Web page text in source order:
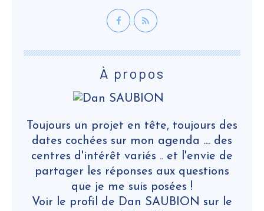
À propos
Toujours un projet en tête, toujours des
dates cochées sur mon agenda .... des
centres d'intérêt variés .. et l'envie de
partager les réponses aux questions
que je me suis posées !
Voir le profil de Dan SAUBION sur le